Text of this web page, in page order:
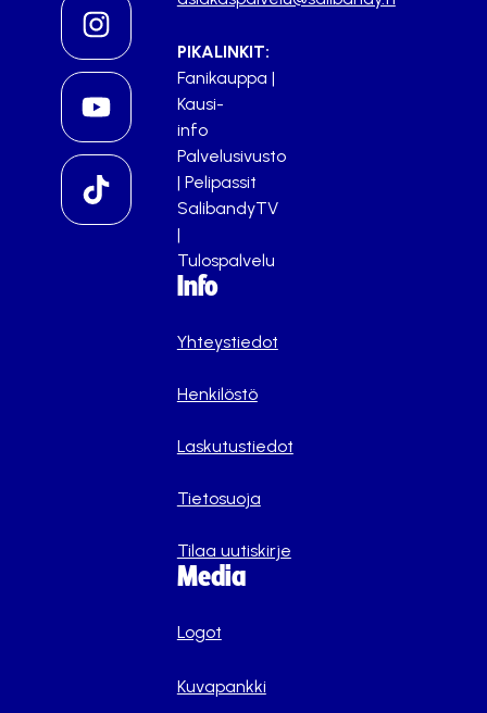
PIKALINKIT:
Fanikauppa |
Kausi-
info
Palvelusivusto
| Pelipassit
SalibandyTV
|
Tulospalvelu
Info
Yhteystiedot
Henkilöstö
Laskutustiedot
Tietosuoja
Tilaa uutiskirje
Media
Logot
Kuvapankki